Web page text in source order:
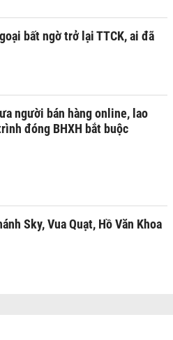
bất ngờ trở lại TTCK, ai đã
người bán hàng online, lao
đóng BHXH bắt buộc
Sky, Vua Quạt, Hồ Văn Khoa